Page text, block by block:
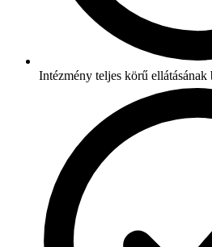
Intézmény teljes körű ellátásának